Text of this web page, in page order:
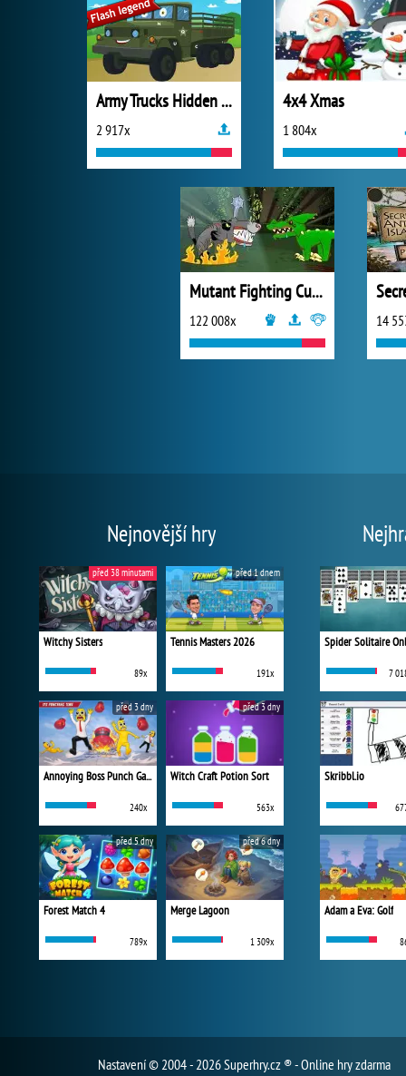
Army Trucks Hidden Letters
2 917x
4x4 Xmas
1 804x
Mutant Fighting Cup 2016
122 008x 14
Nejnovější hry
Witchy Sisters
89x
před 38 minutami
Tennis Masters 2026
191x
před 1 dnem
Annoying Boss Punch Game
240x
před 3 dny
Witch Craft Potion Sort
563x
před 3 dny
Forest Match 4
789x
před 5 dny
Merge Lagoon
1 309x
před 6 dny
Spider Solitaire
7
Skribbl.io
Adam a Eva: Golf
Nastavení© 2004 - 2026 Superhry.cz ® - Online hry zdarma